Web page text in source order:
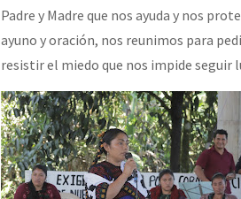
Padre y Madre que nos ayuda y nos
ayuno y oración, nos reunimos para
resistir el miedo que nos impide seguir